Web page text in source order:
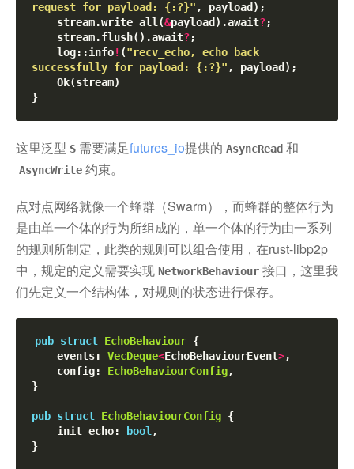
request for payload: {:?}" , payload);
    stream.write_all(
&payload).await?;
    stream.flush().await
?;
    log::info
! ("recv_echo, echo back
successfully for payload: {:?}" , payload);
这里泛型 S 需要满足futures_io提供的 AsyncRead 和
AsyncWrite 约束。
点对点网络就像一个蜂群（Swarm），而蜂群的整体行为
是由单一个体的行为所组成的，单一个体的行为由一系列
的规则所制定，此类的规则可以组合使用，在rust-libp2p
中，规定的定义需要实现 NetworkBehaviour 接口，这里我
们先定义一个结构体，对规则的状态进行保存。
pub struct EchoBehaviour {
    events:
VecDeque<EchoBehaviourEvent>,
    config:
EchoBehaviourConfig,
}
pub struct EchoBehaviourConfig {
    init_echo:
bool,
}